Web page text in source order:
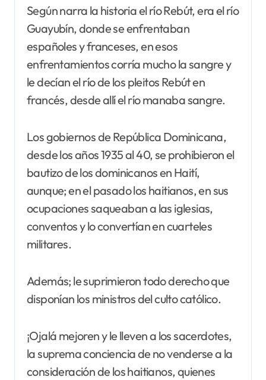
Según narra la historia el río Rebút, era el río
Guayubín, donde se enfrentaban
españoles y franceses, en esos
enfrentamientos corría mucho la sangre y
le decían el río de los pleitos Rebút en
francés, desde allí el río manaba sangre.
Los gobiernos de República Dominicana,
desde los años 1935 al 40, se prohibieron el
bautizo de los dominicanos en Haití,
aunque; en el pasado los haitianos, en sus
ocupaciones saqueaban a las iglesias,
conventos y lo convertían en cuarteles
militares.
Además; le suprimieron todo derecho que
disponían los ministros del culto católico.
¡Ojalá mejoren y le lleven a los sacerdotes,
la suprema conciencia de no venderse a la
consideración de los haitianos, quienes